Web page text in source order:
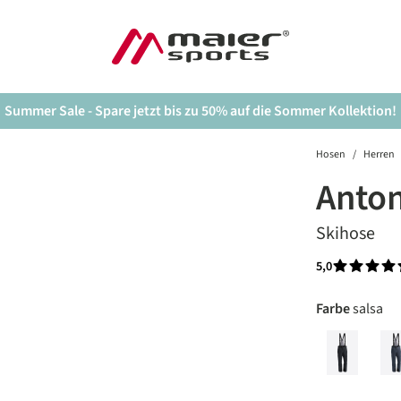
Summer Sale - Spare jetzt bis zu 50% auf die Sommer Kollektion!
Hosen / Herren
Skihose
5,0
Farbesalsa
black